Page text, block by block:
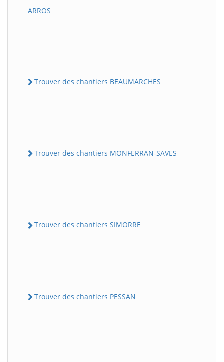
ARROS
Trouver des chantiers BEAUMARCHES
Trouver des chantiers MONFERRAN-SAVES
Trouver des chantiers SIMORRE
Trouver des chantiers PESSAN